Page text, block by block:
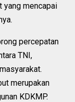
yang mencapai
percepatan
TNI,
merupakan
KDKMP.